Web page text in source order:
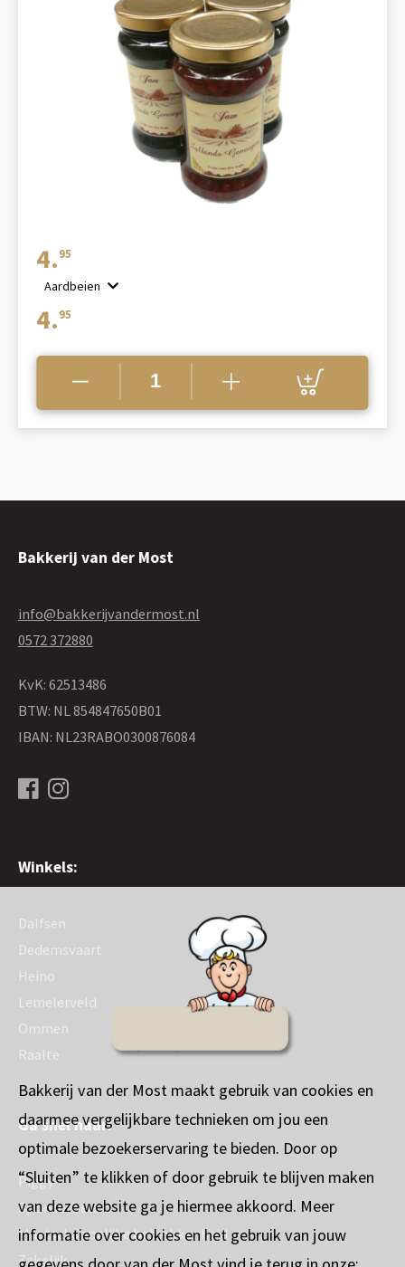
4. 95
Aardbeien
4. 95
Bakkerij van der Most
info@bakkerijvandermost.nl
0572 372880
KvK: 62513486
BTW: NL 854847650B01
IBAN: NL23RABO0300876084
Winkels:
Dalfsen
Dedemsvaart
Heino
Lemelerveld
Ommen
Raalte
Ga snel naar:
Piggy
Sponsorbeleid
Maatschappelijke betrokkenheid
Zakelijk
Bakkerij van der Most maakt gebruik van cookies en
daarmee vergelijkbare technieken om jou een
optimale bezoekerservaring te bieden. Door op
“Sluiten” te klikken of door gebruik te blijven maken
van deze website ga je hiermee akkoord. Meer
informatie over cookies en het gebruik van jouw